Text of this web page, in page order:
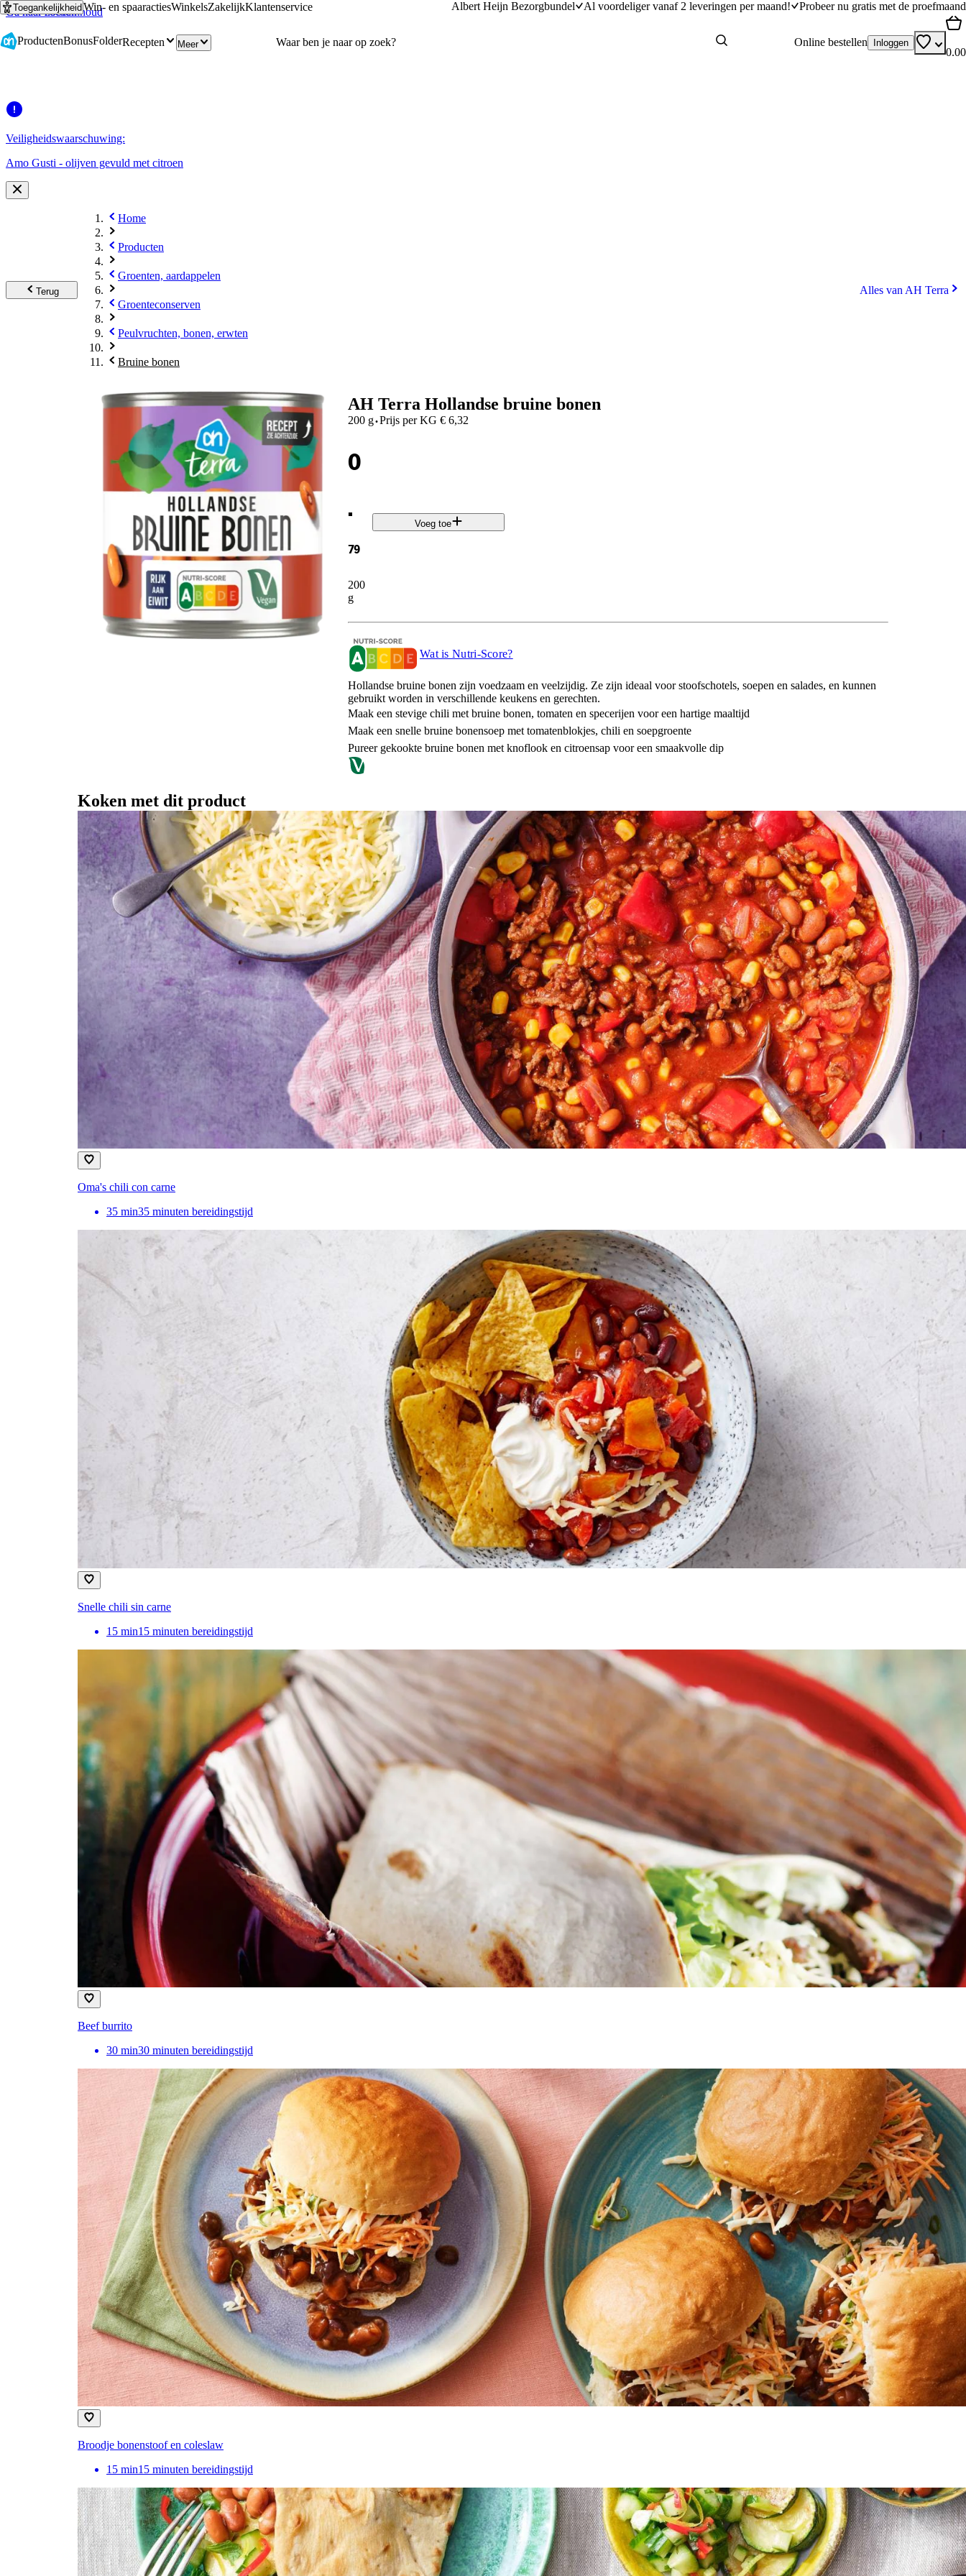
Ga naar hoofdinhoud
Ga naar zoeken
ToegankelijkheidWin- en spaaractiesWinkelsZakelijkKlantenservice Albert Heijn Bezorgbundel Al voordeliger vanaf 2 leveringen per maand! Probeer nu gratis met de proefmaand
ProductenBonusFolderRecepten Meer Online bestellen Inloggen
0.00
Veiligheidswaarschuwing:
Amo Gusti - olijven gevuld met citroen
Terug
Home
Producten
Groenten, aardappelen
Groenteconserven
Peulvruchten, bonen, erwten
Bruine bonen
Alles van AH Terra
AH Terra Hollandse bruine bonen
200 g·Prijs per KG € 6,32
0
.
79
200
g
Voeg toe
Wat is Nutri-Score?
Hollandse bruine bonen zijn voedzaam en veelzijdig. Ze zijn ideaal voor stoofschotels, soepen en salades, en kunnen
gebruikt worden in verschillende keukens en gerechten.
Maak een stevige chili met bruine bonen, tomaten en specerijen voor een hartige maaltijd
Maak een snelle bruine bonensoep met tomatenblokjes, chili en soepgroente
Pureer gekookte bruine bonen met knoflook en citroensap voor een smaakvolle dip
Koken met dit product
Oma's chili con carne
35 min35 minuten bereidingstijd
Snelle chili sin carne
15 min15 minuten bereidingstijd
Beef burrito
30 min30 minuten bereidingstijd
Broodje bonenstoof en coleslaw
15 min15 minuten bereidingstijd